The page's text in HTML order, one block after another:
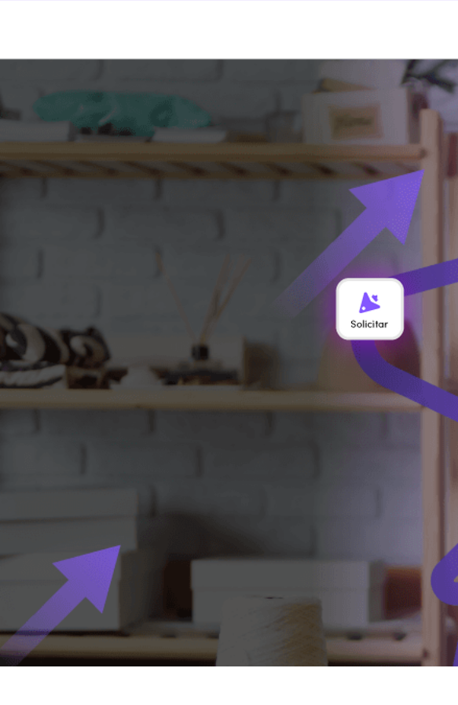
Simplifica tus cobros
Link de Pago